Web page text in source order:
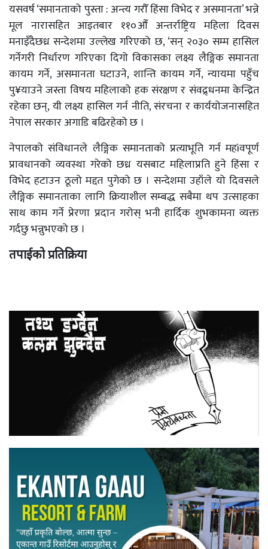
यसवर्ष ‘समानताको पुस्ता : अन्त्य गरौँ हिंसा विभेद र असमानता’ भन्ने
मूल नारासहित आइतबार ११०औँ अन्तर्राष्ट्रिय महिला दिवस
मनाइँदैछध्र सन्देशमा उल्लेख गरिएको छ, ‘सन् २०३० सम्म हासिल
गर्नेगरी निर्धारण गरिएका दिगो विकासका लक्ष्य लैङ्गिक समानता
कायम गर्ने, असमानता घटाउने, शान्ति कायम गर्ने, न्यायमा पहुँच
पु¥याउने जस्ता विषय महिलाको हक संरक्षण र संवद्र्धनमा केन्द्रित
रहेका छन्, यी लक्ष्य हासिल गर्न नीति, संरचना र कार्ययोजनासहित
नेपाल सरकार अगाडि बढिरहेको छ ।
नेपालको संविधानले लैङ्गिक समानताको प्रत्याभूति गर्न महìवपूर्ण
प्रावधानको व्यवस्था गरेको छध्र यसबाट महिलाप्रति हुने हिंसा र
विभेद हटाउन ठूलो मद्दत पुगेको छ । सन्देशमा उहाँले यो दिवसले
लैङ्गिक समानताका लागि क्रियाशील सम्बद्ध सबैमा थप उत्साहका
साथ काम गर्ने प्रेरणा प्रदान गरोस् भनी हार्दिक शुभकामना व्यक्त
गर्दछु भन्नुभएको छ ।
तपाईको प्रतिक्रिया